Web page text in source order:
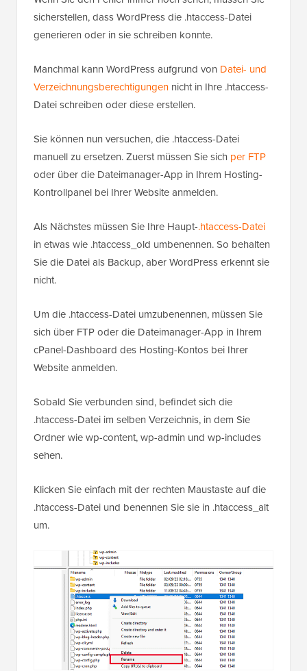
sicherstellen, dass WordPress die .htaccess-Datei
generieren oder in sie schreiben konnte.
Manchmal kann WordPress aufgrund von Datei- und
Verzeichnungsberechtigungen nicht in Ihre .htaccess-
Datei schreiben oder diese erstellen.
Sie können nun versuchen, die .htaccess-Datei
manuell zu ersetzen. Zuerst müssen Sie sich per FTP
oder über die Dateimanager-App in Ihrem Hosting-
Kontrollpanel bei Ihrer Website anmelden.
Als Nächstes müssen Sie Ihre Haupt-.htaccess-Datei
in etwas wie .htaccess_old umbenennen. So behalten
Sie die Datei als Backup, aber WordPress erkennt sie
nicht.
Um die .htaccess-Datei umzubenennen, müssen Sie
sich über FTP oder die Dateimanager-App in Ihrem
cPanel-Dashboard des Hosting-Kontos bei Ihrer
Website anmelden.
Sobald Sie verbunden sind, befindet sich die
.htaccess-Datei im selben Verzeichnis, in dem Sie
Ordner wie wp-content, wp-admin und wp-includes
sehen.
Klicken Sie einfach mit der rechten Maustaste auf die
.htaccess-Datei und benennen Sie sie in .htaccess_alt
um.